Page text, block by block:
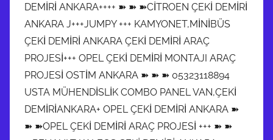
DEMİRİ ANKARA++++ ➽ ➽ ➽CİTROEN ÇEKİ DEMİRİ
ANKARA J+++JUMPY +++ KAMYONET,MİNİBÜS
ÇEKİ DEMİRİ ANKARA ÇEKİ DEMİRİ ARAÇ
PROJESİ+++ OPEL ÇEKİ DEMİRİ MONTAJI ARAÇ
PROJESİ OSTİM ANKARA ➽ ➽ ➽ 05323118894
USTA MÜHENDİSLİK COMBO PANEL VAN,ÇEKİ
DEMİRİANKARA+ OPEL ÇEKİ DEMİRİ ANKARA ➽
➽ ➽OPEL ÇEKİ DEMİRİ ARAÇ PROJESİ +++ ➽ ➽